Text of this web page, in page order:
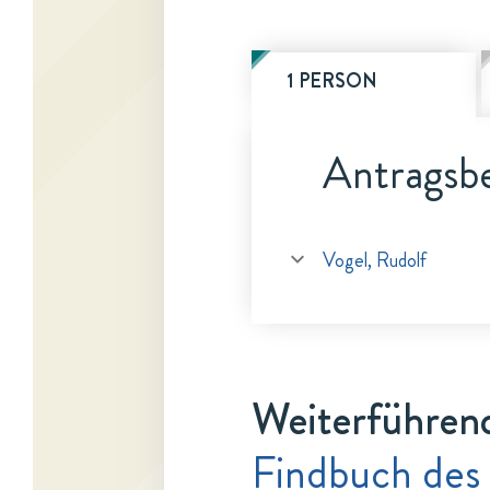
1 PERSON
Vogel, Rudolf
Findbuch